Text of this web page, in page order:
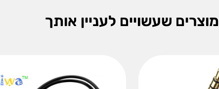
מוצרים שעשויים לעניין אותך